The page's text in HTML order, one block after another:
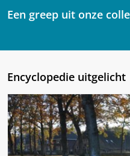
Een greep uit onze
Encyclopedie uitgelicht